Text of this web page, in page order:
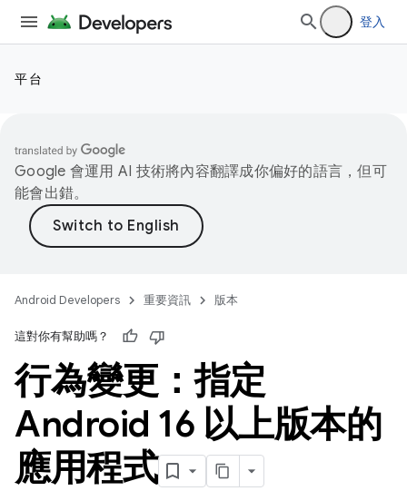
登入
平台
Google 會運用 AI 技術將內容翻譯成你偏好的語言，但可
能會出錯。
Android Developers 重要資訊 版本
這對你有幫助嗎？
行為變更：指定
Android 16 以上版本的
應用程式